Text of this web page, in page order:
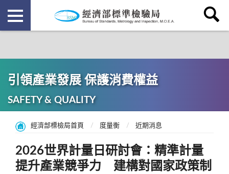
引領產業發展 保護消費權益
SAFETY & QUALITY
經濟部標檢局首頁 度量衡 近期消息
2026世界計量日研討會：精準計量
提升產業競爭力 建構對國家政策制